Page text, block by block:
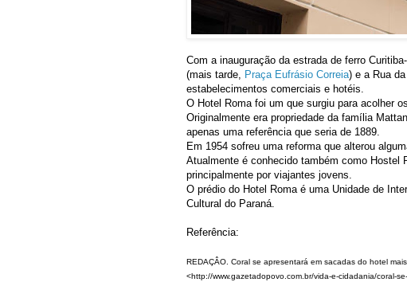
Com a inauguração da estrada de ferro
(mais tarde, Praça Eufrásio Correia) e a Rua
estabelecimentos comerciais e hotéis.
O Hotel Roma foi um que surgiu para acolher
Originalmente era propriedade da família
apenas uma referência que seria de 1889.
Em 1954 sofreu uma reforma que alterou
Atualmente é conhecido também como Hostel
principalmente por viajantes jovens.
O prédio do Hotel Roma é uma Unidade de
Cultural do Paraná.
Referência:
REDAÇÂO. Coral se apresentará em sacadas do hotel
<http://www.gazetadopovo.com.br/vida-e-cidadania/coral-